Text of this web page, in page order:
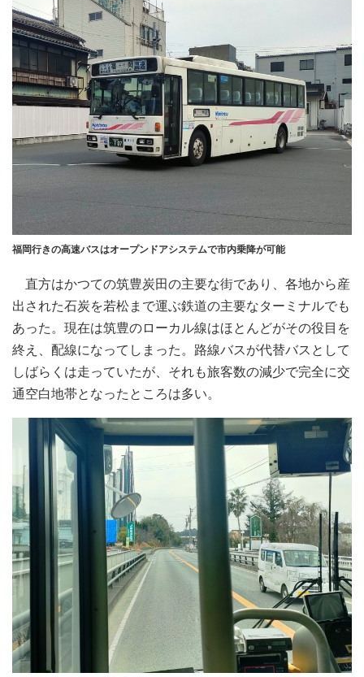
福岡行きの高速バスはオープンドアシステムで市内乗降が可能
直方はかつての筑豊炭田の主要な街であり、各地から産
出された石炭を若松まで運ぶ鉄道の主要なターミナルでも
あった。現在は筑豊のローカル線はほとんどがその役目を
終え、配線になってしまった。路線バスが代替バスとして
しばらくは走っていたが、それも旅客数の減少で完全に交
通空白地帯となったところは多い。